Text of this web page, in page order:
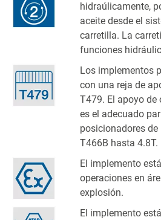
hidraúlicamente,
aceite desde el
carretilla. La
funciones
Los implementos
con una reja de
T479. El apoyo de
es el adecuado
posicionadores
T466B hasta 4.8T.
El implemento
operaciones en
explosión.
El implemento